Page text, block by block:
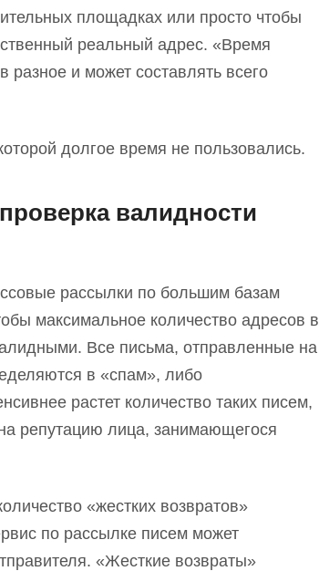
площадках или просто чтобы
реальный адрес. «Время
разное и может составлять всего
долгое время не пользовались.
валидности
рассылки по большим базам
максимальное количество адресов в
Все письма, отправленные на
в «спам», либо
растет количество таких писем,
репутацию лица, занимающегося
«жестких возвратов»
по рассылке писем может
«Жесткие возвраты»